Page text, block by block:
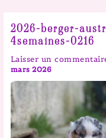
2026-berger-
4semaines-0216
Laisser un
mars 2026